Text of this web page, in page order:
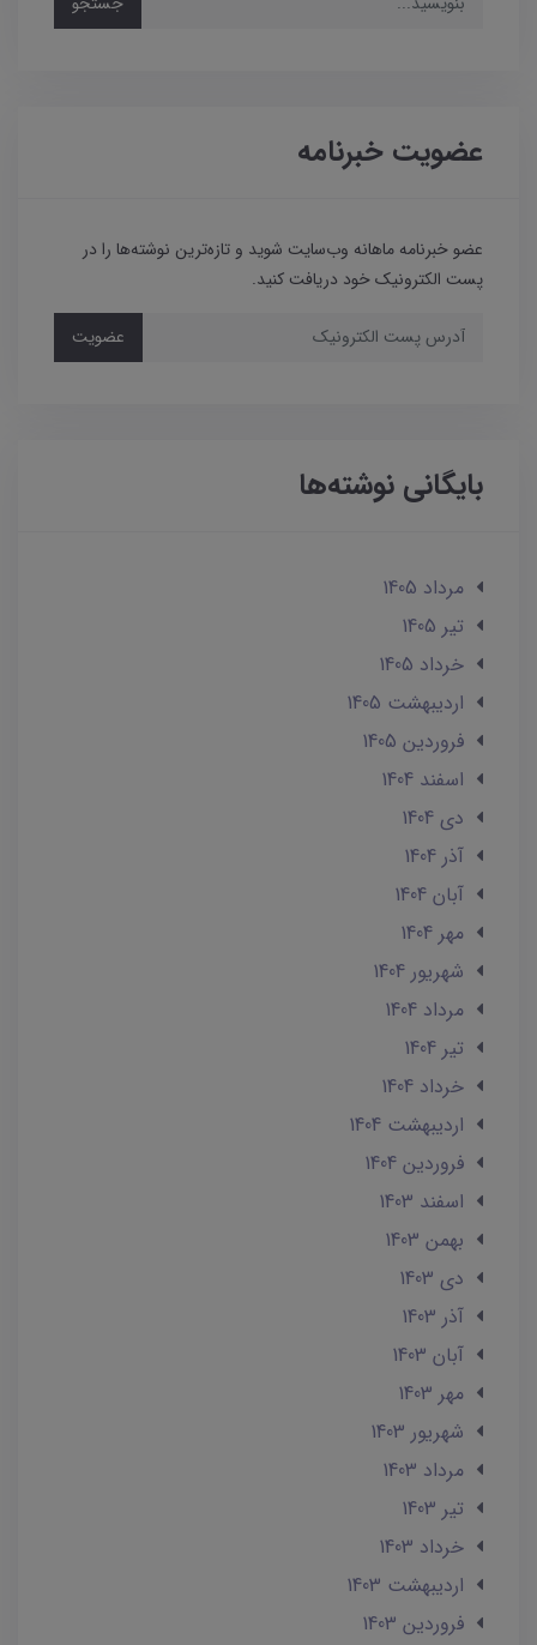
عضویت خبرنامه
عضو خبرنامه ماهانه وب‌سایت شوید و تازه‌ترین نوشته‌ها را در
پست الکترونیک خود دریافت کنید.
عضویت
بایگانی نوشته‌ها
مرداد 1405
تير 1405
خرداد 1405
ارديبهشت 1405
فروردین 1405
اسفند 1404
دی 1404
آذر 1404
آبان 1404
مهر 1404
شهریور 1404
مرداد 1404
تير 1404
خرداد 1404
ارديبهشت 1404
فروردین 1404
اسفند 1403
بهمن 1403
دی 1403
آذر 1403
آبان 1403
مهر 1403
شهریور 1403
مرداد 1403
تير 1403
خرداد 1403
ارديبهشت 1403
فروردین 1403